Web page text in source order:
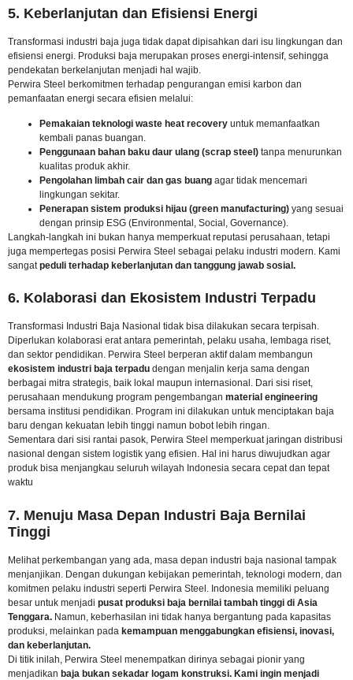
5. Keberlanjutan dan Efisiensi Energi
Transformasi industri baja juga tidak dapat dipisahkan dari isu lingkungan dan
efisiensi energi. Produksi baja merupakan proses energi-intensif, sehingga
pendekatan berkelanjutan menjadi hal wajib.
Perwira Steel berkomitmen terhadap pengurangan emisi karbon dan
pemanfaatan energi secara efisien melalui:
Pemakaian teknologi waste heat recovery untuk memanfaatkan
kembali panas buangan.
Penggunaan bahan baku daur ulang (scrap steel) tanpa menurunkan
kualitas produk akhir.
Pengolahan limbah cair dan gas buang agar tidak mencemari
lingkungan sekitar.
Penerapan sistem produksi hijau (green manufacturing) yang sesuai
dengan prinsip ESG (Environmental, Social, Governance).
Langkah-langkah ini bukan hanya memperkuat reputasi perusahaan, tetapi
juga mempertegas posisi Perwira Steel sebagai pelaku industri modern. Kami
sangatpeduli terhadap keberlanjutan dan tanggung jawab sosial.
6. Kolaborasi dan Ekosistem Industri Terpadu
Transformasi Industri Baja Nasional tidak bisa dilakukan secara terpisah.
Diperlukan kolaborasi erat antara pemerintah, pelaku usaha, lembaga riset,
dan sektor pendidikan. Perwira Steel berperan aktif dalam membangun
ekosistem industri baja terpadu dengan menjalin kerja sama dengan
berbagai mitra strategis, baik lokal maupun internasional. Dari sisi riset,
perusahaan mendukung program pengembangan material engineering
bersama institusi pendidikan. Program ini dilakukan untuk menciptakan baja
baru dengan kekuatan lebih tinggi namun bobot lebih ringan.
Sementara dari sisi rantai pasok, Perwira Steel memperkuat jaringan distribusi
nasional dengan sistem logistik yang efisien. Hal ini harus diwujudkan agar
produk bisa menjangkau seluruh wilayah Indonesia secara cepat dan tepat
waktu
7. Menuju Masa Depan Industri Baja Bernilai
Tinggi
Melihat perkembangan yang ada, masa depan industri baja nasional tampak
menjanjikan. Dengan dukungan kebijakan pemerintah, teknologi modern, dan
komitmen pelaku industri seperti Perwira Steel. Indonesia memiliki peluang
besar untuk menjadi pusat produksi baja bernilai tambah tinggi di Asia
Tenggara. Namun, keberhasilan ini tidak hanya bergantung pada kapasitas
produksi, melainkan pada kemampuan menggabungkan efisiensi, inovasi,
dan keberlanjutan.
Di titik inilah, Perwira Steel menempatkan dirinya sebagai pionir yang
menjadikan baja bukan sekadar logam konstruksi. Kami ingin menjadi